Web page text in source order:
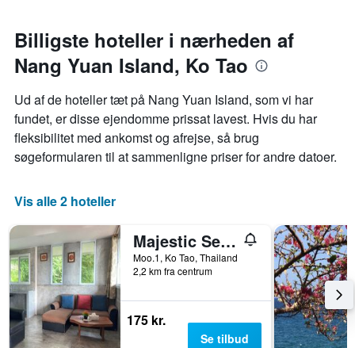
Billigste hoteller i nærheden af
Nang Yuan Island, Ko Tao
Ud af de hoteller tæt på Nang Yuan Island, som vi har
fundet, er disse ejendomme prissat lavest. Hvis du har
fleksibilitet med ankomst og afrejse, så brug
søgeformularen til at sammenligne priser for andre datoer.
Vis alle 2 hoteller
Majestic Sea View Resort
Moo.1, Ko Tao, Thailand
2,2 km fra centrum
175 kr.
Se tilbud